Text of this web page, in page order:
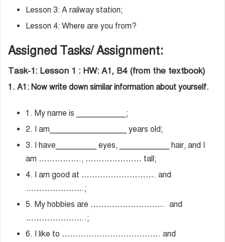
Lesson 3: A railway station;
Lesson 4: Where are you from?
Assigned Tasks/ Assignment:
Task-1: Lesson 1 : HW: A1, B4 (from the textbook)
1. A1: Now write down similar information about yourself.
1. My name is ___________;
2. I am_________________ years old;
3. I have_________ eyes, ___________ hair, and I
am ……………., ………………… tall;
4. I am good at ………………………. and
………………….;
5. My hobbies are ………………………. and
…………………..;
6. I like to ………………………………. and